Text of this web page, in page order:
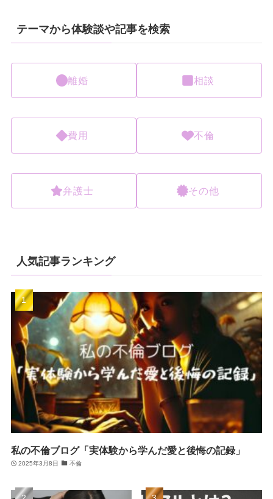
テーマから体験談や記事を検索
離婚 相談
費用 不倫
弁護士 その他
人気記事ランキング
私の不倫ブログ「実体験から学んだ愛と後悔の記録」
2025年3月8日 不倫